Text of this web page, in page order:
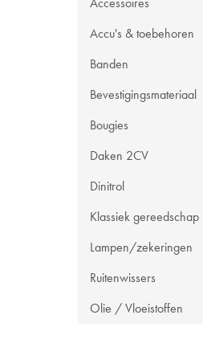
Accu's & toebehoren
Banden
Bevestigingsmateriaal
Bougies
Daken 2CV
Dinitrol
Klassiek gereedschap
Lampen/zekeringen
Ruitenwissers
Olie / Vloeistoffen